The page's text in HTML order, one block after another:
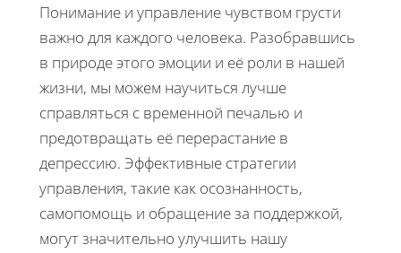
Понимание и управление чувством грусти
важно для каждого человека. Разобравшись
в природе этого эмоции и её роли в нашей
жизни, мы можем научиться лучше
справляться с временной печалью и
предотвращать её перерастание в
депрессию. Эффективные стратегии
управления, такие как осознанность,
самопомощь и обращение за поддержкой,
могут значительно улучшить нашу